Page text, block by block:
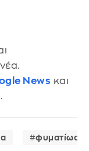
News και
φυματίωση